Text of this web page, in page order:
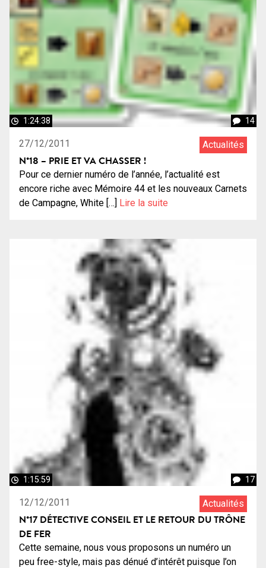
1:24:38 14
27/12/2011 Actualités
N°18 – PRIE ET VA CHASSER !
Pour ce dernier numéro de l’année, l’actualité est
encore riche avec Mémoire 44 et les nouveaux Carnets
de Campagne, White […] Lire la suite
1:15:59 17
12/12/2011 Actualités
N°17 DÉTECTIVE CONSEIL ET LE RETOUR DU TRÔNE
DE FER
Cette semaine, nous vous proposons un numéro un
peu free-style, mais pas dénué d’intérêt puisque l’on